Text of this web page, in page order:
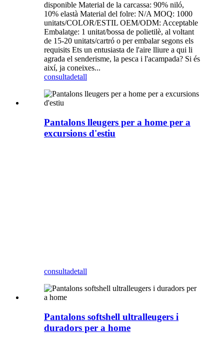
disponible Material de la carcassa: 90% niló,
10% elastà Material del folre: N/A MOQ: 1000
unitats/COLOR/ESTIL OEM/ODM: Acceptable
Embalatge: 1 unitat/bossa de polietilè, al voltant
de 15-20 unitats/cartró o per embalar segons els
requisits Ets un entusiasta de l'aire lliure a qui li
agrada el senderisme, la pesca i l'acampada? Si és
així, ja coneixes...
consultadetall
Pantalons lleugers per a home per a
excursions d'estiu
consultadetall
Pantalons softshell ultralleugers i
duradors per a home